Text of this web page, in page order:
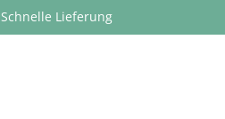
Schnelle Lieferung